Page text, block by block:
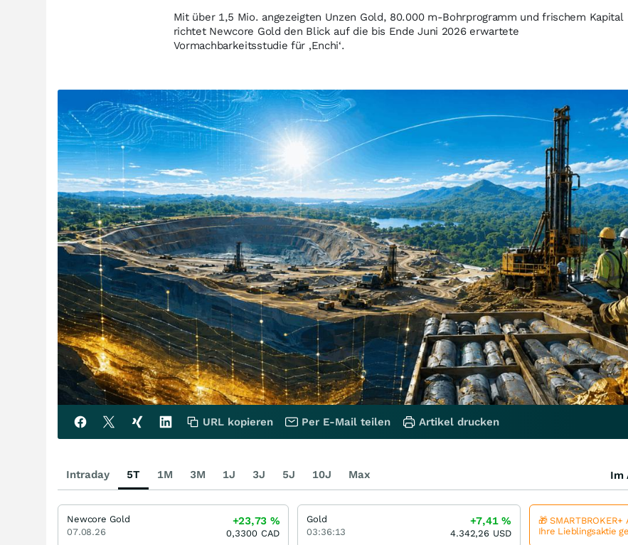
Mit über 1,5 Mio. angezeigten Unzen Gold, 80.000 m-Bohrprogramm und frischem Kapital
richtet Newcore Gold den Blick auf die bis Ende Juni 2026 erwartete
Vormachbarkeitsstudie für ‚Enchi‘.
URL kopieren Per E-Mail teilen Artikel drucken
Intraday 5T 1M 3M 1J 3J 5J 10J Max Im
Newcore Gold
07.08.26
+23,73 %
0,3300 CAD
Gold
03:36:13
+7,41 %
4.342,26 USD
🎁 SMARTBROKER+
Ihre Lieblingsaktie